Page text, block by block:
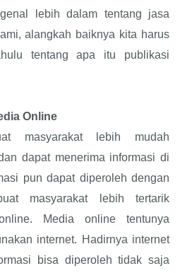
lebih dalam tentang jasa
alangkah baiknya kita harus
tentang apa itu publikasi
Online
masyarakat lebih mudah
dapat menerima informasi di
pun dapat diperoleh dengan
masyarakat lebih tertarik
Media online tentunya
internet. Hadirnya internet
bisa diperoleh tidak saja